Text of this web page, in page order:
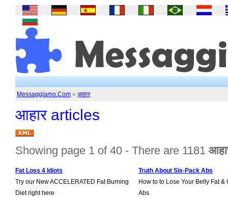
Messaggiamo.Com » आहार
आहार articles
Showing page 1 of 40 - There are 1181
Fat Loss 4 Idiots
Try our New ACCELERATED Fat Burning
Diet right here
Truth About Six-Pack Abs
How to to Lose Your Belly Fat &
Abs